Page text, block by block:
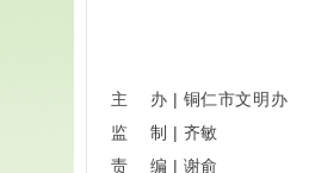
主 办 | 铜仁市文明办
监
制 | 齐敏
责
编 | 谢俞